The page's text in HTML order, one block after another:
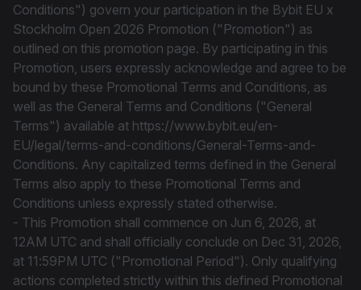
Conditions") govern your participation in the Bybit EU x
Stockholm Open 2026 Promotion ("Promotion") as
outlined on this promotion page. By participating in this
Promotion, users expressly acknowledge and agree to be
bound by these Promotional Terms and Conditions, as
well as the General Terms and Conditions ("General
Terms") available at https://www.bybit.eu/en-
EU/legal/terms-and-conditions/General-Terms-and-
Conditions. Any capitalized terms defined in the General
Terms also apply to these Promotional Terms and
Conditions unless expressly stated otherwise.
- This Promotion shall commence on Jun 6, 2026, at
12AM UTC and shall officially conclude on Dec 31, 2026,
at 11:59PM UTC ("Promotional Period"). Only qualifying
actions completed strictly within this defined Promotional